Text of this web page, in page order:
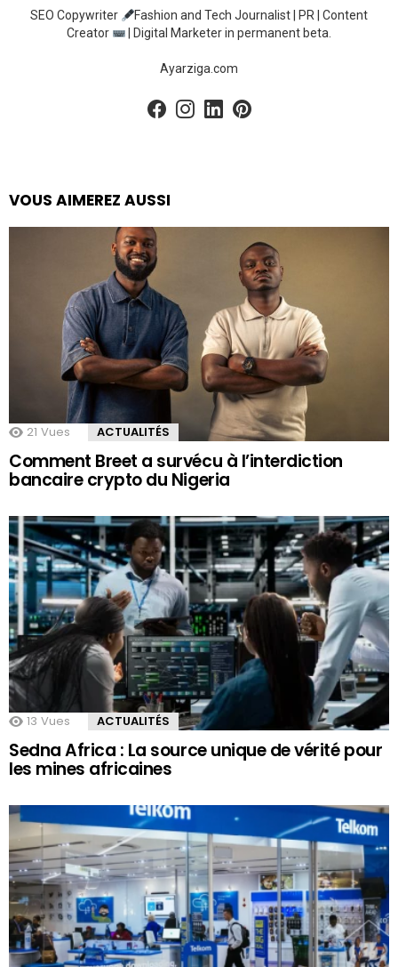
SEO Copywriter
Fashion and Tech Journalist | PR | Content
Creator
| Digital Marketer in permanent beta.
Ayarziga.com
facebookinstagram
linkedin
VOUS AIMEREZ AUSSI
21 Vues ACTUALITÉS
Comment Breet a survécu à l’interdiction
bancaire crypto du Nigeria
13 Vues ACTUALITÉS
Sedna Africa : La source unique de vérité pour
les mines africaines